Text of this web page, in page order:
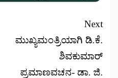
Next
ಮುಖ್ಯಮಂತ್ರಿಯಾಗಿ ಡಿ.ಕೆ.
ಶಿವಕುಮಾರ್
ಪ್ರಮಾಣವಚನ- ಡಾ. ಜಿ.